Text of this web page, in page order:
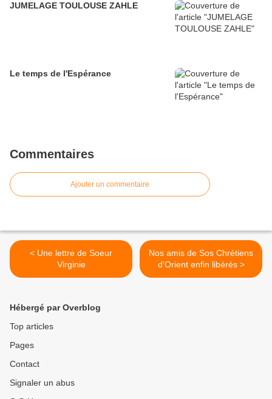
JUMELAGE TOULOUSE ZAHLE
Le temps de l'Espérance
Commentaires
Ajouter un commentaire
< Une lettre de Soeur
Virginie
Nos amis de Sos Chrétiens
d'Orient enfin libérés >
Hébergé par Overblog
Top articles
Pages
Contact
Signaler un abus